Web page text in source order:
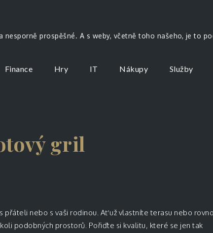
prospěšné. A s weby, včetně toho našeho, je to
Finance Hry IT Nákupy Služby
gril
nebo s vaši rodinou. Ať už vlastníte terasu nebo
podobných prostorů. Pořiďte si kvalitu, které se jen tak